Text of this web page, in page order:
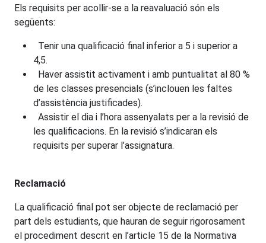
Els requisits per acollir-se a la reavaluació són els
següents:
Tenir una qualificació final inferior a 5 i superior a
4,5.
Haver assistit activament i amb puntualitat al 80 %
de les classes presencials (s’inclouen les faltes
d’assistència justificades).
Assistir el dia i l’hora assenyalats per a la revisió de
les qualificacions. En la revisió s’indicaran els
requisits per superar l’assignatura.
Reclamació
La qualificació final pot ser objecte de reclamació per
part dels estudiants, que hauran de seguir rigorosament
el procediment descrit en l’article 15 de la Normativa